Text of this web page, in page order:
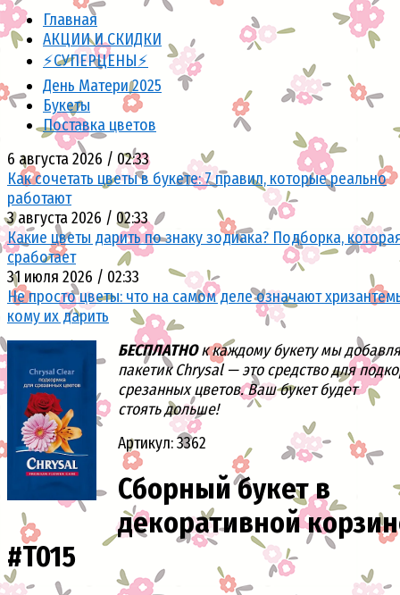
Главная
АКЦИИ И СКИДКИ
⚡СУПЕРЦЕНЫ⚡
День Матери 2025
Букеты
Поставка цветов
6 августа 2026 / 02:33
Как сочетать цветы в букете: 7 правил, которые реально
работают
3 августа 2026 / 02:33
Какие цветы дарить по знаку зодиака? Подборка,
сработает
31 июля 2026 / 02:33
Не просто цветы: что на самом деле означают
кому их дарить
БЕСПЛАТНОк каждому букету мы
пакетик Chrysal — это средство для
срезанных цветов. Ваш букет будет
стоять дольше!
Артикул: 3362
Сборный букет в
декоративной
#T015